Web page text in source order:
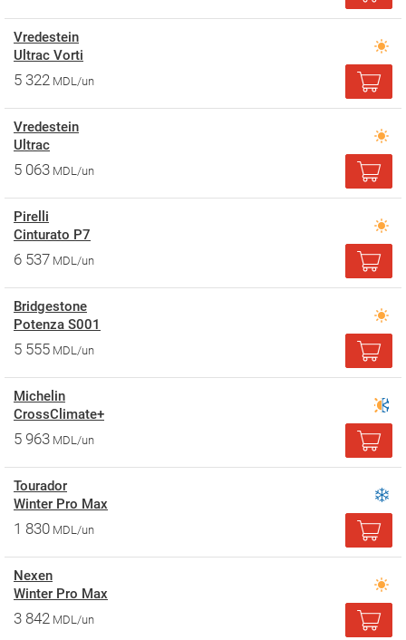
Vredestein
Ultrac Vorti
5 322 MDL/un
Vredestein
Ultrac
5 063 MDL/un
Pirelli
Cinturato P7
6 537 MDL/un
Bridgestone
Potenza S001
5 555 MDL/un
Michelin
CrossClimate+
5 963 MDL/un
Tourador
Winter Pro Max
1 830 MDL/un
Nexen
Winter Pro Max
3 842 MDL/un